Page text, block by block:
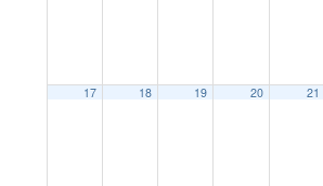
17 18 19 20 21